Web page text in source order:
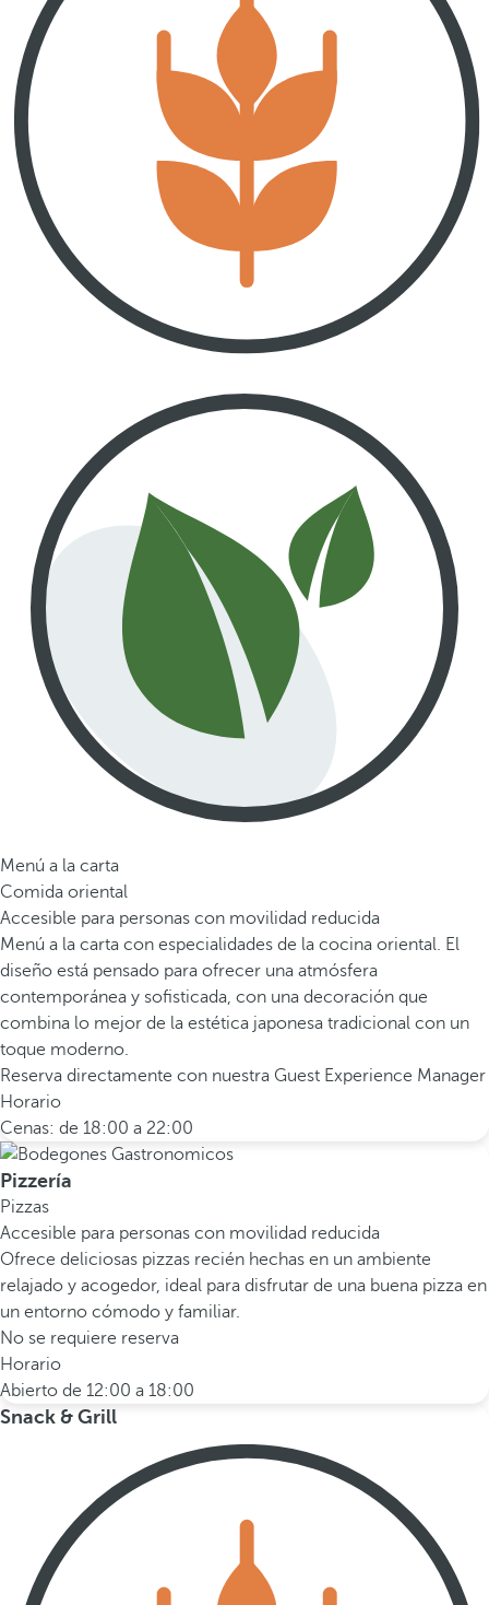
Menú a la carta
Comida oriental
Accesible para personas con movilidad reducida
Menú a la carta con especialidades de la cocina oriental. El
diseño está pensado para ofrecer una atmósfera
contemporánea y sofisticada, con una decoración que
combina lo mejor de la estética japonesa tradicional con un
toque moderno.
Reserva directamente con nuestra Guest Experience Manager
Horario
Cenas: de 18:00 a 22:00
Pizzería
Pizzas
Accesible para personas con movilidad reducida
Ofrece deliciosas pizzas recién hechas en un ambiente
relajado y acogedor, ideal para disfrutar de una buena pizza en
un entorno cómodo y familiar.
No se requiere reserva
Horario
Abierto de 12:00 a 18:00
Snack & Grill